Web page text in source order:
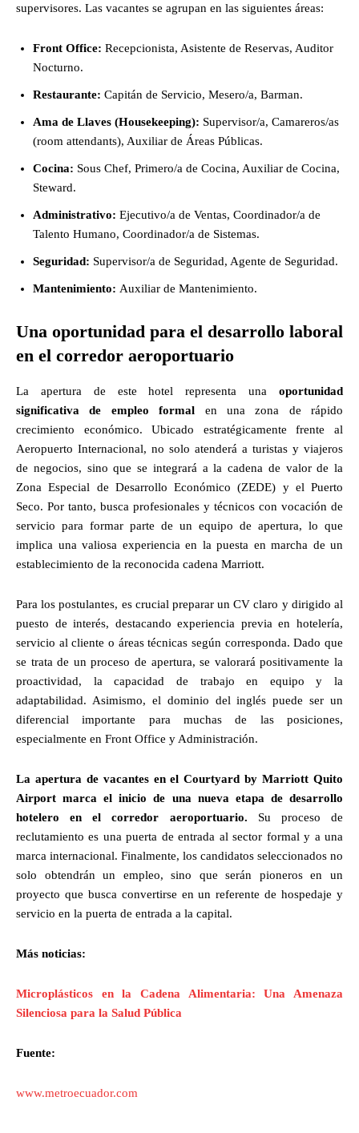
supervisores. Las vacantes se agrupan en las siguientes áreas:
Front Office: Recepcionista, Asistente de Reservas, Auditor
Nocturno.
Restaurante: Capitán de Servicio, Mesero/a, Barman.
Ama de Llaves (Housekeeping): Supervisor/a, Camareros/as
(room attendants), Auxiliar de Áreas Públicas.
Cocina: Sous Chef, Primero/a de Cocina, Auxiliar de Cocina,
Steward.
Administrativo: Ejecutivo/a de Ventas, Coordinador/a de
Talento Humano, Coordinador/a de Sistemas.
Seguridad: Supervisor/a de Seguridad, Agente de Seguridad.
Mantenimiento: Auxiliar de Mantenimiento.
Una oportunidad para el desarrollo laboral
en el corredor aeroportuario
La apertura de este hotel representa una oportunidad
significativa de empleo formal en una zona de rápido
crecimiento económico. Ubicado estratégicamente frente al
Aeropuerto Internacional, no solo atenderá a turistas y viajeros
de negocios, sino que se integrará a la cadena de valor de la
Zona Especial de Desarrollo Económico (ZEDE) y el Puerto
Seco. Por tanto, busca profesionales y técnicos con vocación de
servicio para formar parte de un equipo de apertura, lo que
implica una valiosa experiencia en la puesta en marcha de un
establecimiento de la reconocida cadena Marriott.
Para los postulantes, es crucial preparar un CV claro y dirigido al
puesto de interés, destacando experiencia previa en hotelería,
servicio al cliente o áreas técnicas según corresponda. Dado que
se trata de un proceso de apertura, se valorará positivamente la
proactividad, la capacidad de trabajo en equipo y la
adaptabilidad. Asimismo, el dominio del inglés puede ser un
diferencial importante para muchas de las posiciones,
especialmente en Front Office y Administración.
La apertura de vacantes en el Courtyard by Marriott Quito
Airport marca el inicio de una nueva etapa de desarrollo
hotelero en el corredor aeroportuario. Su proceso de
reclutamiento es una puerta de entrada al sector formal y a una
marca internacional. Finalmente, los candidatos seleccionados no
solo obtendrán un empleo, sino que serán pioneros en un
proyecto que busca convertirse en un referente de hospedaje y
servicio en la puerta de entrada a la capital.
Más noticias:
Microplásticos en la Cadena Alimentaria: Una Amenaza
Silenciosa para la Salud Pública
Fuente:
www.metroecuador.com